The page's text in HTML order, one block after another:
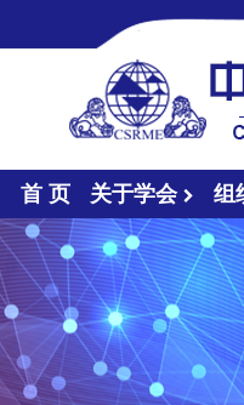
首 页 关于学会 组